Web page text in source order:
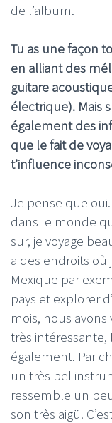
de l’album.
Tu as une façon
en alliant des
guitare
électrique). Mais
également des
que le fait de
t’influence
Je pense que
dans le monde
sur, je voyage
a des endroits où
Mexique par
pays et explorer
mois, nous
très
également. Par
un très bel
ressemble un
son très aigü.